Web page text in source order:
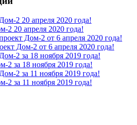
2 20 апреля 2020 года!
Дом-2 от 6 апреля 2020 года!
2 за 18 ноября 2019 года!
2 за 11 ноября 2019 года!